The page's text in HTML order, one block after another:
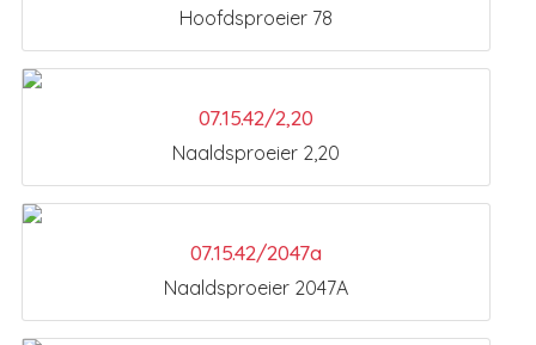
Hoofdsproeier 78
07.15.42/2,20
Naaldsproeier 2,20
07.15.42/2047a
Naaldsproeier 2047A